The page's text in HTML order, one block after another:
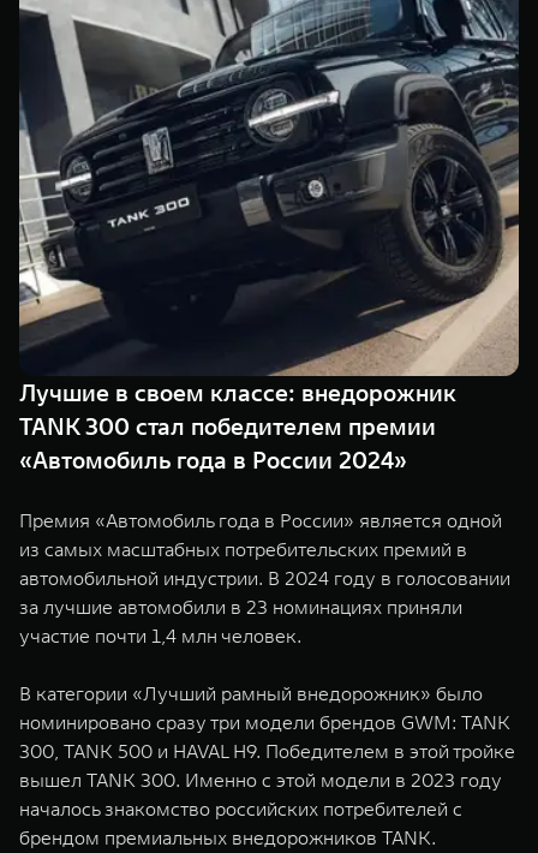
TANK 500
Веди за собой
от 6 499 000 ₽
TANK 700
Сила
от 10 199
WEY 07
Расширяя границы комфорта
от 6 149 000 ₽
WEY 05
Эстетика
от 5 699
TANK Финансы
Корпоративным клиентам
TANK ФИНАНСЫ
TANK Кредит
TANK Лизинг
TANK Страхование
Сервис
Специальные предложения
Моторные масла
ЦИФРОВЫЕ СЕРВИСЫ TANK
Цифровые сервисы TANK
Подписки
Лучшие в своем классе: внедорожник
TANK 300 стал победителем премии
«Автомобиль года в России 2024»
Премия «Автомобиль года в России» является одной
из самых масштабных потребительских премий в
автомобильной индустрии. В 2024 году в голосовании
за лучшие автомобили в 23 номинациях приняли
участие почти 1,4 млн человек.
В категории «Лучший рамный внедорожник» было
номинировано сразу три модели брендов GWM: TANK
300, TANK 500 и HAVAL H9. Победителем в этой тройке
вышел TANK 300. Именно с этой модели в 2023 году
началось знакомство российских потребителей с
брендом премиальных внедорожников TANK.